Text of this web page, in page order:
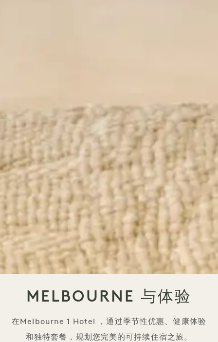
MELBOURNE 与体验
在Melbourne 1 Hotel ，通过季节性优惠、健康体验
和独特套餐，规划您完美的可持续住宿之旅。